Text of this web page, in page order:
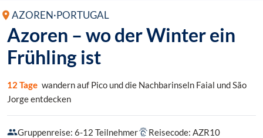
AZOREN·PORTUGAL
Azoren – wo der Winter ein
Frühling ist
12 Tage wandern auf Pico und die Nachbarinseln Faial und São
Jorge entdecken
Gruppenreise: 6-12 Teilnehmer Reisecode: AZR10